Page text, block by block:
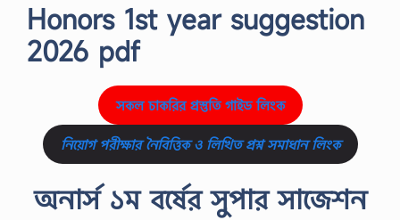
Honors 1st year suggestion
2026 pdf
সকল চাকরির প্রস্তুতি গাইড লিংক
নিয়োগ পরীক্ষার নৈবিত্তিক ও লিখিত প্রশ্ন সমাধান লিংক
অনার্স ১ম বর্ষের সুপার সাজেশন